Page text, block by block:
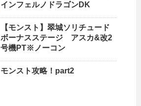
インフェルノドラゴンDK
【モンスト】翠城ソリチュード
ボーナスステージ アスカ&改2
号機PT※ノーコン
モンスト攻略！part2